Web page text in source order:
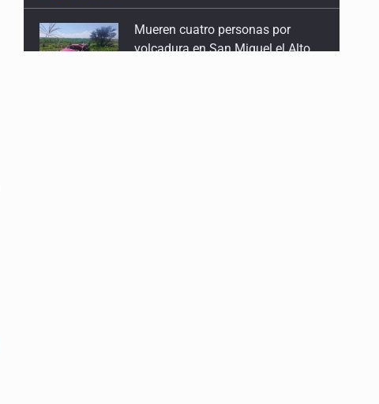
volcadura en San Miguel el Alto